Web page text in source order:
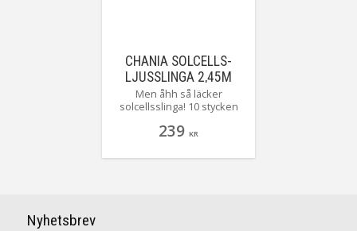
CHANIA SOLCELLS-
LJUSSLINGA 2,45M
TRANSPARENT IP44
Men åhh så läcker
solcellsslinga! 10 stycken
graverad plastskiva i mitten
härligt lyktljus. Perfekt att
239 KR
Nyhetsbrev